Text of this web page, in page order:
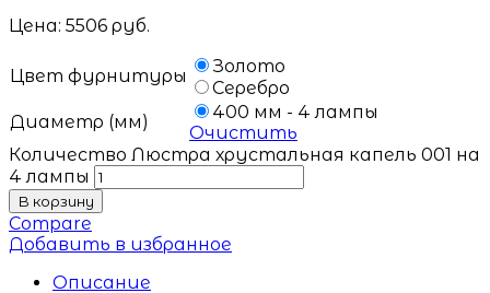
Цена: 5506 руб.
Цвет фурнитуры
Золото
Серебро
Диаметр (мм)
400 мм - 4 лампы
Очистить
Количество Люстра хрустальная капель 001 на
4 лампы
В корзину
Compare
Добавить в избранное
Описание